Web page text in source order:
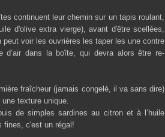
continuent leur chemin sur un tapis roulant,
d'olive extra vierge), avant d'être scellées,
voir les ouvrières les taper les une contre
d’air dans la boîte, qui devra alors être re-
fraîcheur (jamais congelé, il va sans dire)
texture unique.
de simples sardines au citron et à l’huile
fines, c'est un régal!